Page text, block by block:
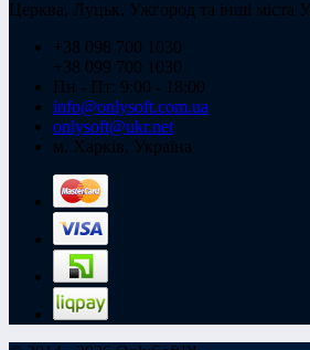
Церква, Луцьк, Ужгород та інші міста
+38 098 700 1030
+38 099 700 1030
Пн - Пт: 9:00 - 18:00
info@onlysoft.com.ua
onlysoft@ukr.net
м. Харків, Україна